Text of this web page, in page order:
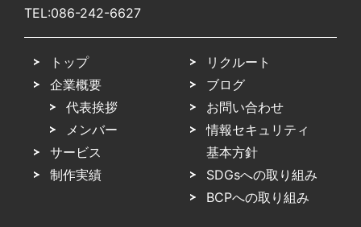
TEL:086-242-6627
トップ
企業概要
代表挨拶
メンバー
サービス
制作実績
リクルート
ブログ
お問い合わせ
情報セキュリティ
基本方針
SDGsへの取り組み
BCPへの取り組み